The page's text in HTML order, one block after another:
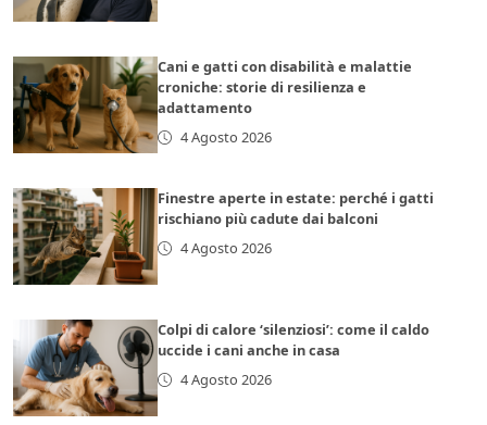
Cani e gatti con disabilità e malattie
croniche: storie di resilienza e
adattamento
4 Agosto 2026
Finestre aperte in estate: perché i gatti
rischiano più cadute dai balconi
4 Agosto 2026
Colpi di calore ‘silenziosi’: come il caldo
uccide i cani anche in casa
4 Agosto 2026